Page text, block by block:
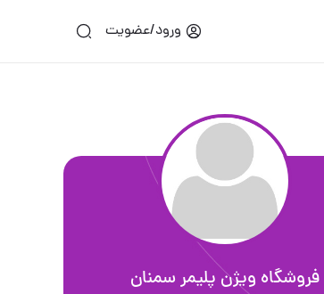
ورود/عضویت
فروشگاه ویژن پلیمر سمنان